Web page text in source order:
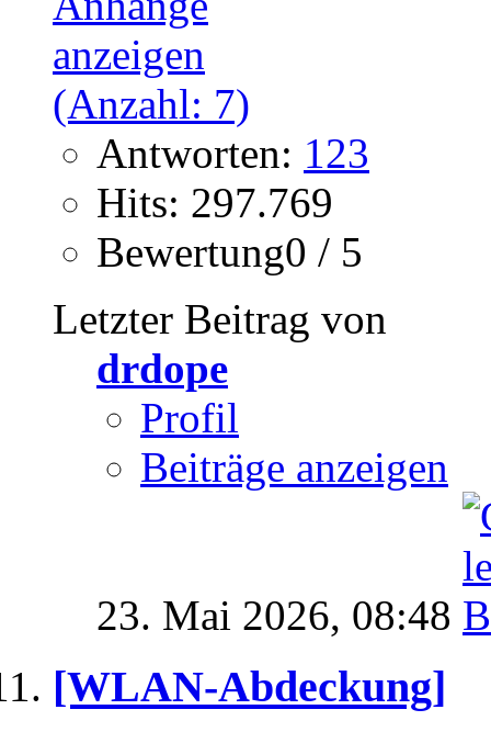
Antworten: 123
Hits: 297.769
Bewertung0 / 5
Letzter Beitrag von
drdope
Profil
Beiträge anzeigen
23. Mai 2026, 08:48
[WLAN-Abdeckung]